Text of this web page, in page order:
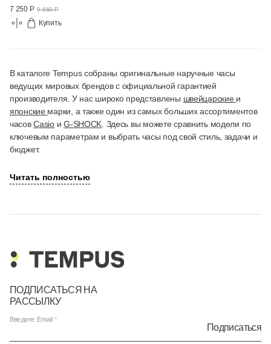
7 250 Р 9 660 Р
Купить
В каталоге Tempus собраны оригинальные наручные часы
ведущих мировых брендов с официальной гарантией
производителя. У нас широко представлены швейцарские и
японские марки, а также один из самых больших ассортиментов
часовCasioиG-SHOCK . Здесь вы можете сравнить модели по
ключевым параметрам и выбрать часы под свой стиль, задачи и
бюджет.
Читать полностью
ПОДПИСАТЬСЯ НА
РАССЫЛКУ
Введите Email
Подписаться